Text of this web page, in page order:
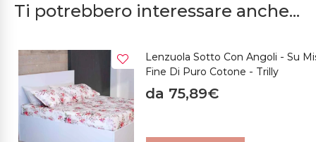
Ti potrebbero interessare anche...
Lenzuola Sotto Con Angoli - Su
Fine Di Puro Cotone - Trilly
da 75,89€